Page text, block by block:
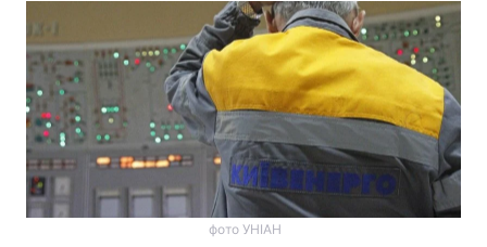
фото УНІАН